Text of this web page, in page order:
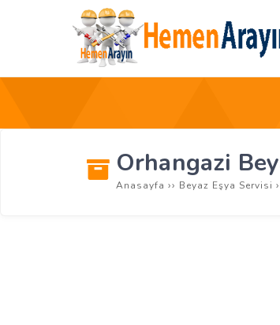
Orhangazi
Anasayfa ›› Beyaz Eşya Servisi